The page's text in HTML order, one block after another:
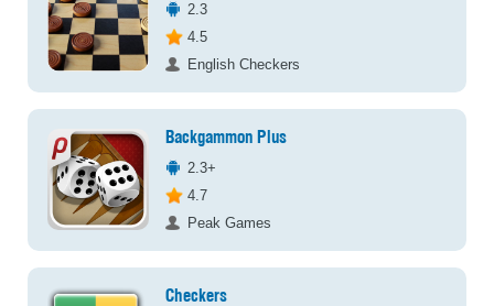
2.3
4.5
English Checkers
Backgammon Plus
2.3+
4.7
Peak Games
Checkers